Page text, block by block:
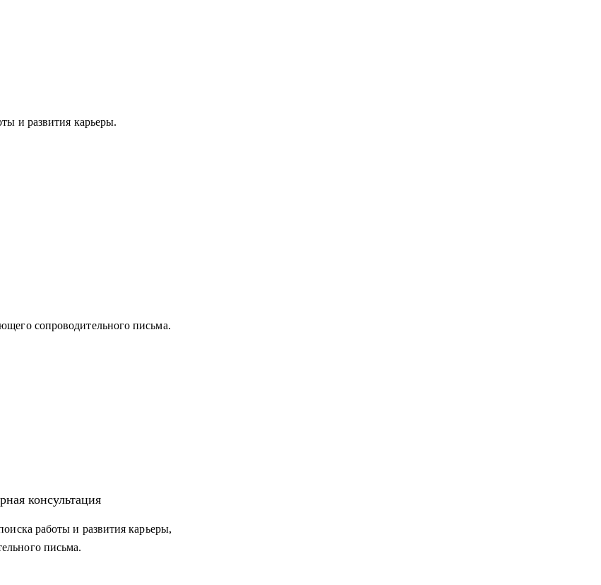
ваше время и ресурсы.
и развития карьеры.
сопроводительного письма.
консультация
работы и развития карьеры,
письма.